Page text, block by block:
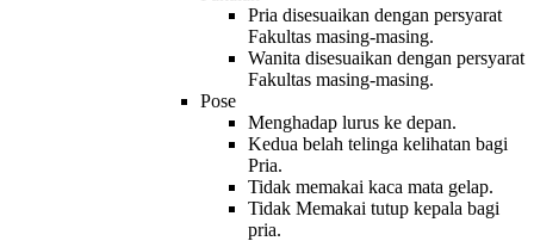
Pria disesuaikan dengan persyarat
Fakultas masing-masing.
Wanita disesuaikan dengan persyarat
Fakultas masing-masing.
Pose
Menghadap lurus ke depan.
Kedua belah telinga kelihatan bagi
Pria.
Tidak memakai kaca mata gelap.
Tidak Memakai tutup kepala bagi
pria.